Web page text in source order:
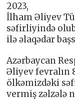
2023,
İlham Əliyev
səfirliyində
ilə əlaqədar
Azərbaycan
Əliyev fevralın
ölkəmizdəki
vermiş zəlzələ